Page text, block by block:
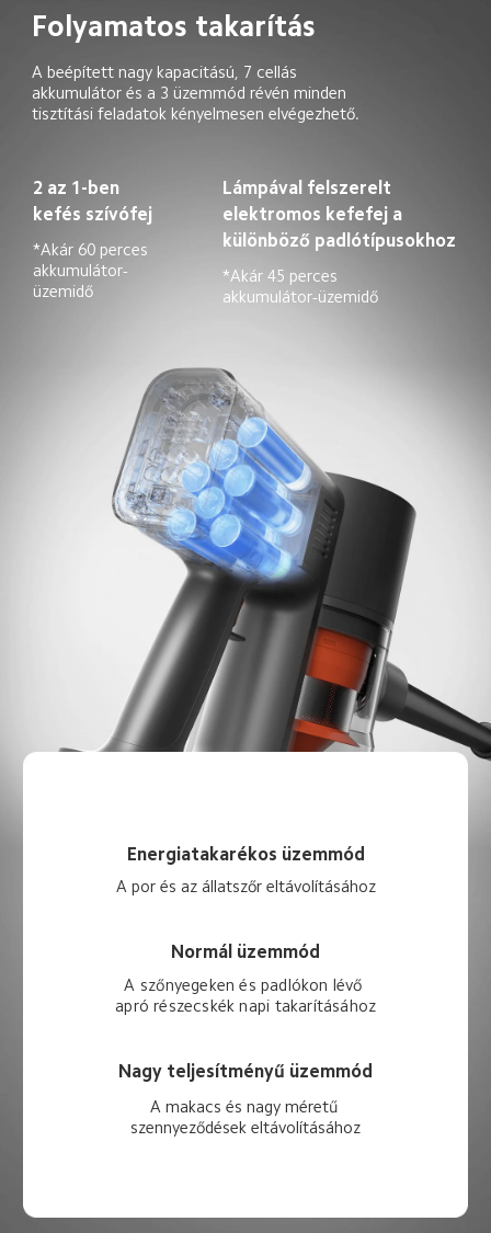
Folyamatos takarítás
A beépített nagy kapacitású, 7 cellás
akkumulátor és a 3 üzemmód révén minden
tisztítási feladatok kényelmesen elvégezhető.
2 az 1-ben
kefés szívófej
*Akár 60 perces
akkumulátor-
üzemidő
Lámpával felszerelt
elektromos kefefej a
különböző padlótípusokhoz
*Akár 45 perces
akkumulátor-üzemidő
Energiatakarékos üzemmód
A por és az állatszőr eltávolításához
Normál üzemmód
A szőnyegeken és padlókon lévő
apró részecskék napi takarításához
Nagy teljesítményű üzemmód
A makacs és nagy méretű
szennyeződések eltávolításához